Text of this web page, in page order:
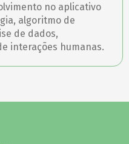
no aplicativo
algoritmo de
de dados,
interações humanas.